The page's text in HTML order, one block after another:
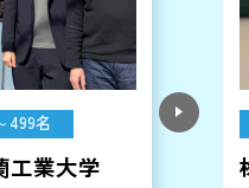
499名
工業大学